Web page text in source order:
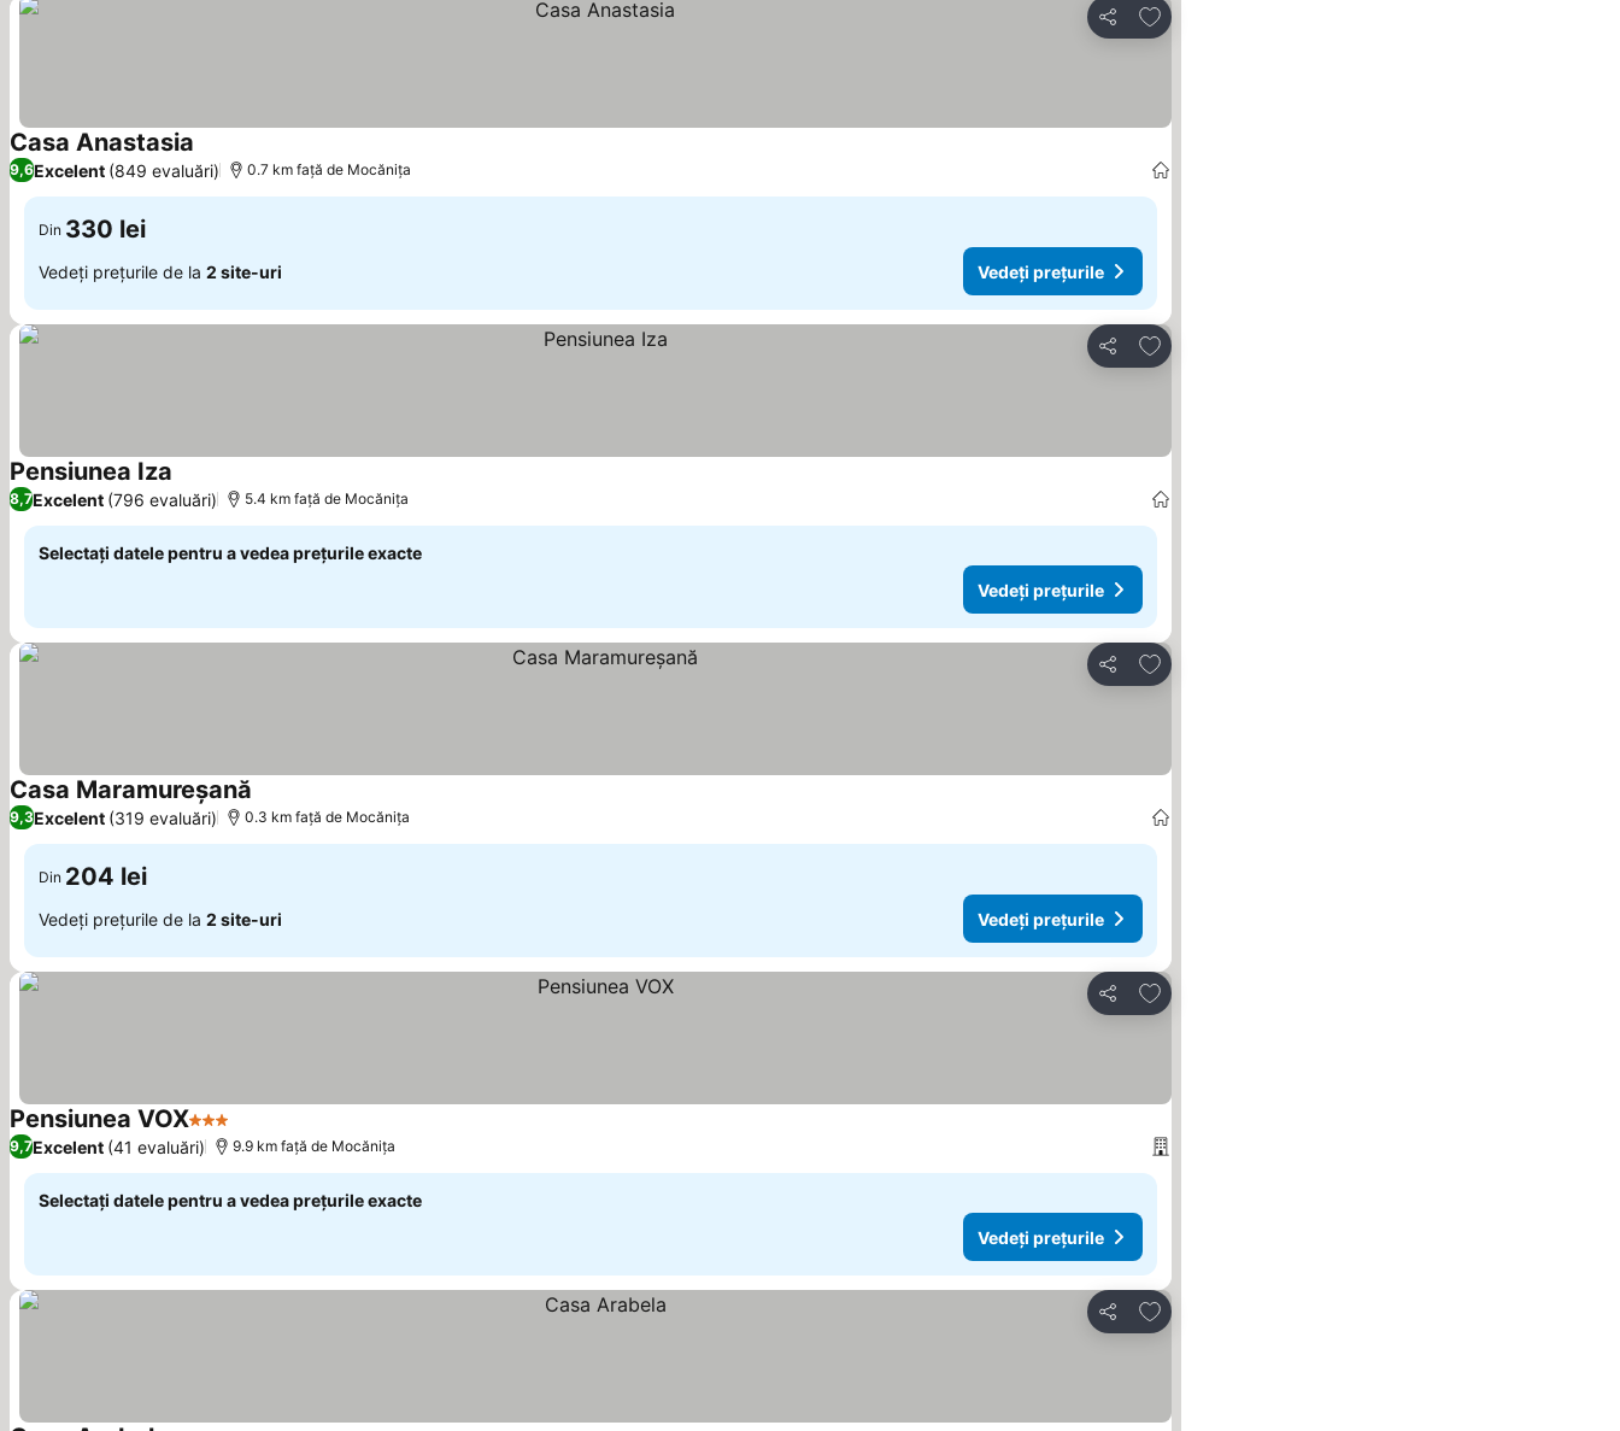
Distribuiți
Adăugaţi la favorite
Casa Anastasia Vedeți prețurile
9,6Excelent (849 evaluări) 0.7 km faţă de Mocănița
Din 330 lei
Vedeți prețurile de la 2 site-uri Vedeți prețurile
Distribuiți
Adăugaţi la favorite
Pensiunea Iza Vedeți prețurile
8,7Excelent (796 evaluări) 5.4 km faţă de Mocănița
Selectați datele pentru a vedea prețurile exacte
Vedeți prețurile
Distribuiți
Adăugaţi la favorite
Casa Maramureșană
9,3Excelent (319 evaluări) 0.3 km faţă de Mocănița
Din 204 lei
Vedeți prețurile de la 2 site-uri Vedeți prețurile
Distribuiți
Adăugaţi la favorite
Pensiunea VOX3 Stele
9,7Excelent (41 evaluări) 9.9 km faţă de Mocănița
Selectați datele pentru a vedea prețurile exacte
Vedeți prețurile
Distribuiți
Adăugaţi la favorite